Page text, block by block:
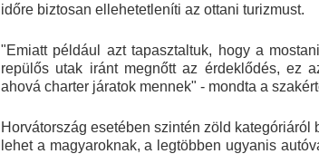
időre biztosan ellehetetleníti az ottani turizmust.
"Emiatt például azt tapasztaltuk, hogy a
repülős utak iránt megnőtt az érdeklődés, ez
ahová charter járatok mennek" - mondta a
Horvátország esetében szintén zöld
lehet a magyaroknak, a legtöbben ugyanis